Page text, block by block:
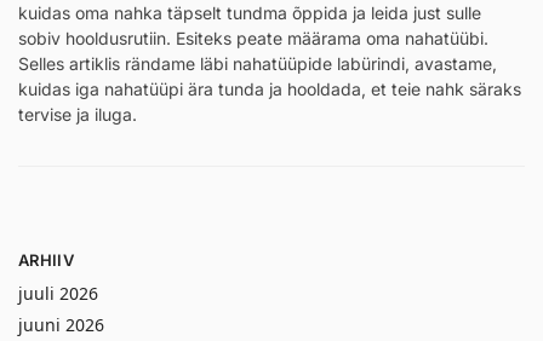
kuidas oma nahka täpselt tundma õppida ja leida just sulle
sobiv hooldusrutiin. Esiteks peate määrama oma nahatüübi.
Selles artiklis rändame läbi nahatüüpide labürindi, avastame,
kuidas iga nahatüüpi ära tunda ja hooldada, et teie nahk säraks
tervise ja iluga.
ARHIIV
juuli 2026
juuni 2026